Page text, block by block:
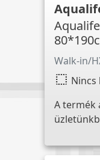
Walk-in/
select Nincs
A termék